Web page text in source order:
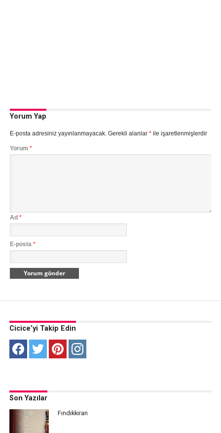
Yorum Yap
E-posta adresiniz yayınlanmayacak. Gerekli alanlar *ile işaretlenmişlerdir
Yorum *
Ad *
E-posta *
Cicice’yi Takip Edin
Son Yazılar
Fındıkkıran